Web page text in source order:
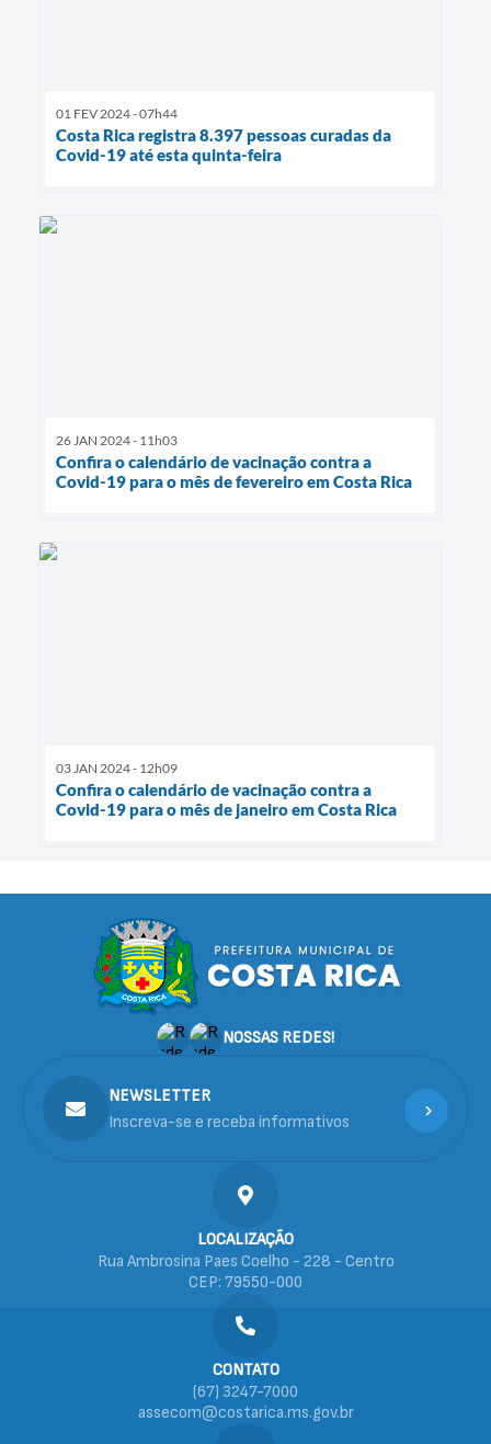
01 FEV 2024 - 07h44
Costa Rica registra 8.397 pessoas curadas da
Covid-19 até esta quinta-feira
26 JAN 2024 - 11h03
Confira o calendário de vacinação contra a
Covid-19 para o mês de fevereiro em Costa Rica
03 JAN 2024 - 12h09
Confira o calendário de vacinação contra a
Covid-19 para o mês de janeiro em Costa Rica
NOSSAS REDES!
LOCALIZAÇÃO
Rua Ambrosina Paes Coelho - 228 - Centro
CEP: 79550-000
CONTATO
(67) 3247-7000
assecom@costarica.ms.gov.br
NEWSLETTER
Inscreva-se e receba informativos